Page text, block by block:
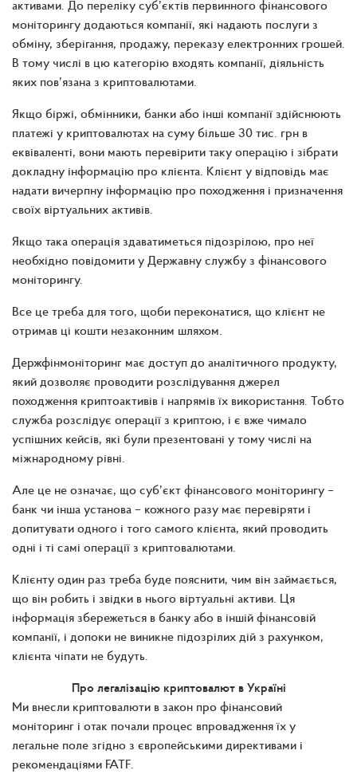
активами. До переліку суб’єктів первинного фінансового
моніторингу додаються компанії, які надають послуги з
обміну, зберігання, продажу, переказу електронних грошей.
В тому числі в цю категорію входять компанії, діяльність
яких пов’язана з криптовалютами.
Якщо біржі, обмінники, банки або інші компанії здійснюють
платежі у криптовалютах на суму більше 30 тис. грн в
еквіваленті, вони мають перевірити таку операцію і зібрати
докладну інформацію про клієнта. Клієнт у відповідь має
надати вичерпну інформацію про походження і призначення
своїх віртуальних активів.
Якщо така операція здаватиметься підозрілою, про неї
необхідно повідомити у Державну службу з фінансового
моніторингу.
Все це треба для того, щоби переконатися, що клієнт не
отримав ці кошти незаконним шляхом
Держфінмоніторинг має доступ до аналітичного продукту,
який дозволяє проводити розслідування джерел
походження криптоактивів і напрямів їх використання. Тобто
служба розслідує операції з криптою, і є вже чимало
успішних кейсів, які були презентовані у тому числі на
міжнародному рівні.
Але це не означає, що суб’єкт фінансового моніторингу –
банк чи інша установа – кожного разу має перевіряти і
допитувати одного і того самого клієнта, який проводить
одні і ті самі операції з криптовалютами.
Клієнту один раз треба буде пояснити, чим він займається,
що він робить і звідки в нього віртуальні активи. Ця
інформація збережеться в банку або в іншій фінансовій
компанії, і допоки не виникне підозрілих дій з рахунком,
клієнта чіпати не будуть.
Про легалізацію криптовалют в Україні
Ми внесли криптовалюти в закон про фінансовий
моніторинг і отак почали процес впровадження їх у
легальне поле згідно з європейськими директивами і
рекомендаціями FATF.